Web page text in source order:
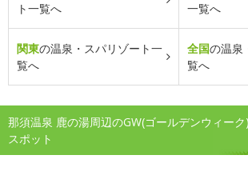
ト一覧へ
一覧へ
関東の温泉・スパリゾート一
覧へ
全国の温泉
覧へ
那須温泉 鹿の湯周辺のGW(ゴールデンウィー
スポット